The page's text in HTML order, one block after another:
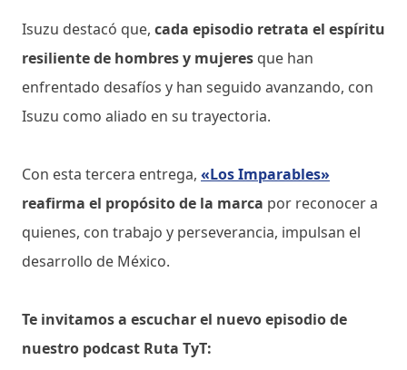
Isuzu destacó que, cada episodio retrata el espíritu
resiliente de hombres y mujeres que han
enfrentado desafíos y han seguido avanzando, con
Isuzu como aliado en su trayectoria.
Con esta tercera entrega, «Los Imparables»
reafirma el propósito de la marca por reconocer a
quienes, con trabajo y perseverancia, impulsan el
desarrollo de México.
Te invitamos a escuchar el nuevo episodio de
nuestro podcast Ruta TyT: